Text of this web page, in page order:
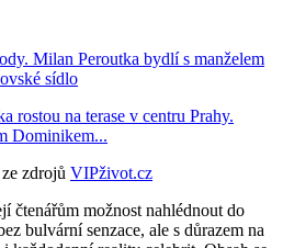
Milan Peroutka bydlí s manželem
sídlo
rostou na terase v centru Prahy.
Dominikem...
zdrojů VIPživot.cz
čtenářům možnost nahlédnout do
bulvární senzace, ale s důrazem na